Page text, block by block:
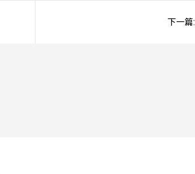
下一篇: